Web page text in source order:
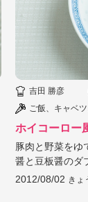
吉田 勝彦
ご飯、キャベ
ホイコーロー
豚肉と野菜をゆ
醤と豆板醤のダ
2012/08/02 きょ